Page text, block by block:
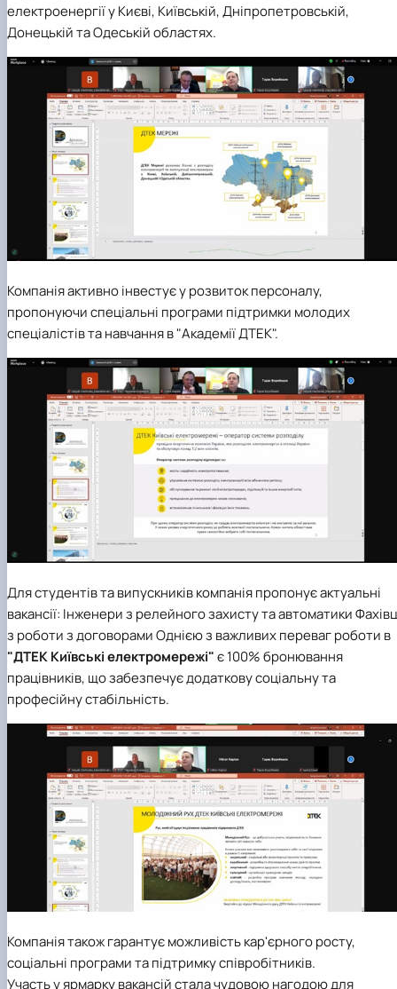
електроенергії у Києві, Київській, Дніпропетровській,
Донецькій та Одеській областях.
Компанія активно інвестує у розвиток персоналу,
пропонуючи спеціальні програми підтримки молодих
спеціалістів та навчання в "Академії ДТЕК".
Для студентів та випускників компанія пропонує актуальні
вакансії: Інженери з релейного захисту та автоматики
з роботи з договорами Однією з важливих переваг роботи в
"ДТЕК Київські електромережі"є 100% бронювання
працівників, що забезпечує додаткову соціальну та
професійну стабільність.
Компанія також гарантує можливість кар'єрного росту,
соціальні програми та підтримку співробітників.
Участь у ярмарку вакансій стала чудовою нагодою для